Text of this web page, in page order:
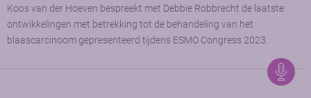
Koos van der Hoeven bespreekt met Debbie Robbrecht de laatste
ontwikkelingen met betrekking tot de behandeling van het
blaascarcinoom gepresenteerd tijdens ESMO Congress 2023.